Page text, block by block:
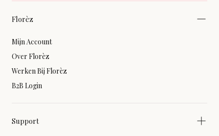
Florèz
Mijn Account
Over Florèz
Werken Bij Florèz
B2B Login
Support